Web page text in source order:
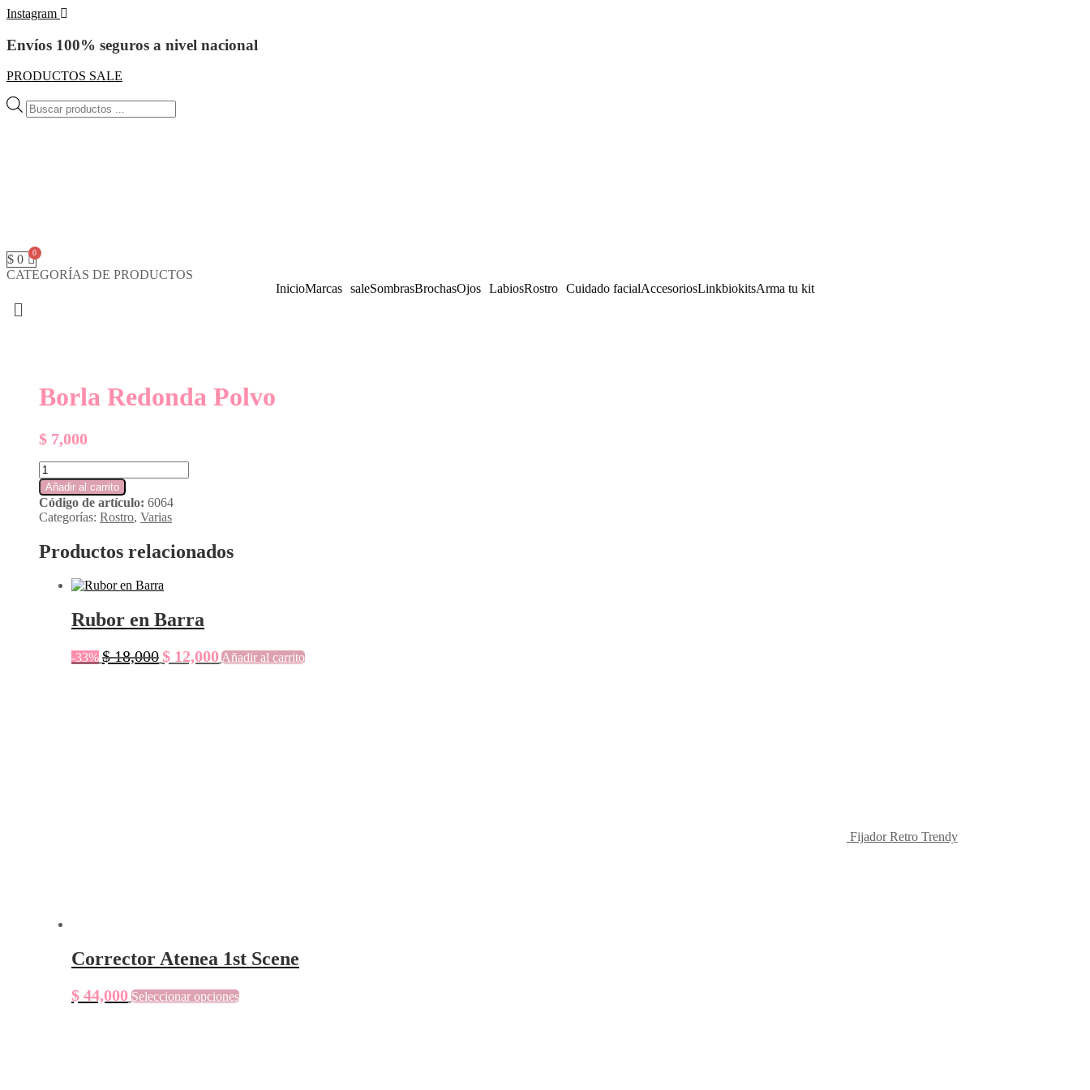
Instagram
Envíos 100% seguros a nivel nacional
PRODUCTOS SALE
Búsqueda
de
$ 0
CATEGORÍAS DE PRODUCTOS
InicioMarcas saleSombrasBrochasOjos LabiosRostro Cuidado facialAccesoriosLinkbiokitsArma tu kit
Borla Redonda Polvo
$ 7,000
Borla
Redonda
Polvo
cantidad
Añadir al carrito
Código de artículo: 6064
Categorías: Rostro, Varias
Productos relacionados
Rubor en Barra
-33% $18,000 El
precio
$ 12,000El
precio
Añadir al carrito
Corrector Atenea 1st Scene
$ 44,000 Seleccionar opcionesEste
Fijador Retro Trendy